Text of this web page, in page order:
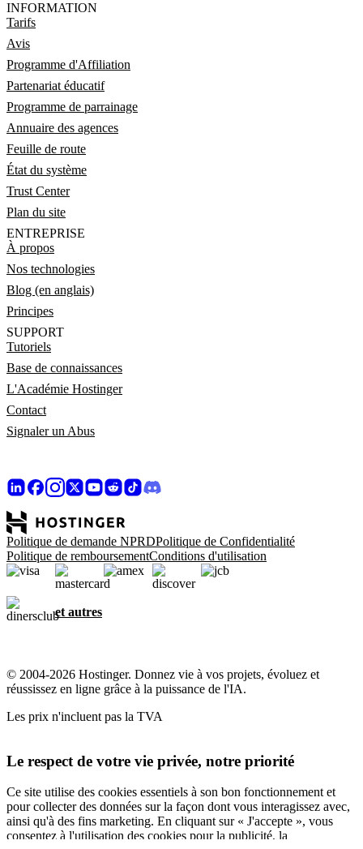
INFORMATION
Tarifs
Avis
Programme d'Affiliation
Partenariat éducatif
Programme de parrainage
Annuaire des agences
Feuille de route
État du système
Trust Center
Plan du site
ENTREPRISE
À propos
Nos technologies
Blog (en anglais)
Principes
SUPPORT
Tutoriels
Base de connaissances
L'Académie Hostinger
Contact
Signaler un Abus
Politique de demande NPRDPolitique de Confidentialité
Politique de remboursementConditions d'utilisation
et autres
© 2004-2026 Hostinger. Donnez vie à vos projets, évoluez et
réussissez en ligne grâce à la puissance de l'IA.
Les prix n'incluent pas la TVA
Le respect de votre vie privée, notre priorité
Ce site utilise des cookies essentiels à son bon fonctionnement et
pour collecter des données sur la façon dont vous interagissez avec,
ainsi qu'à des fins marketing. En cliquant sur « J'accepte », vous
consentez à l'utilisation des cookies pour la publicité, la